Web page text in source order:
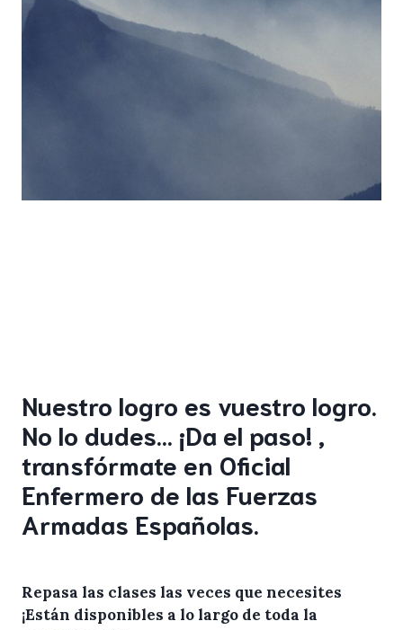
Nuestro logro es vuestro logro.
No lo dudes… ¡Da el paso! ,
transfórmate en Oficial
Enfermero de las Fuerzas
Armadas Españolas.
Repasa las clases las veces que necesites
¡Están disponibles a lo largo de toda la